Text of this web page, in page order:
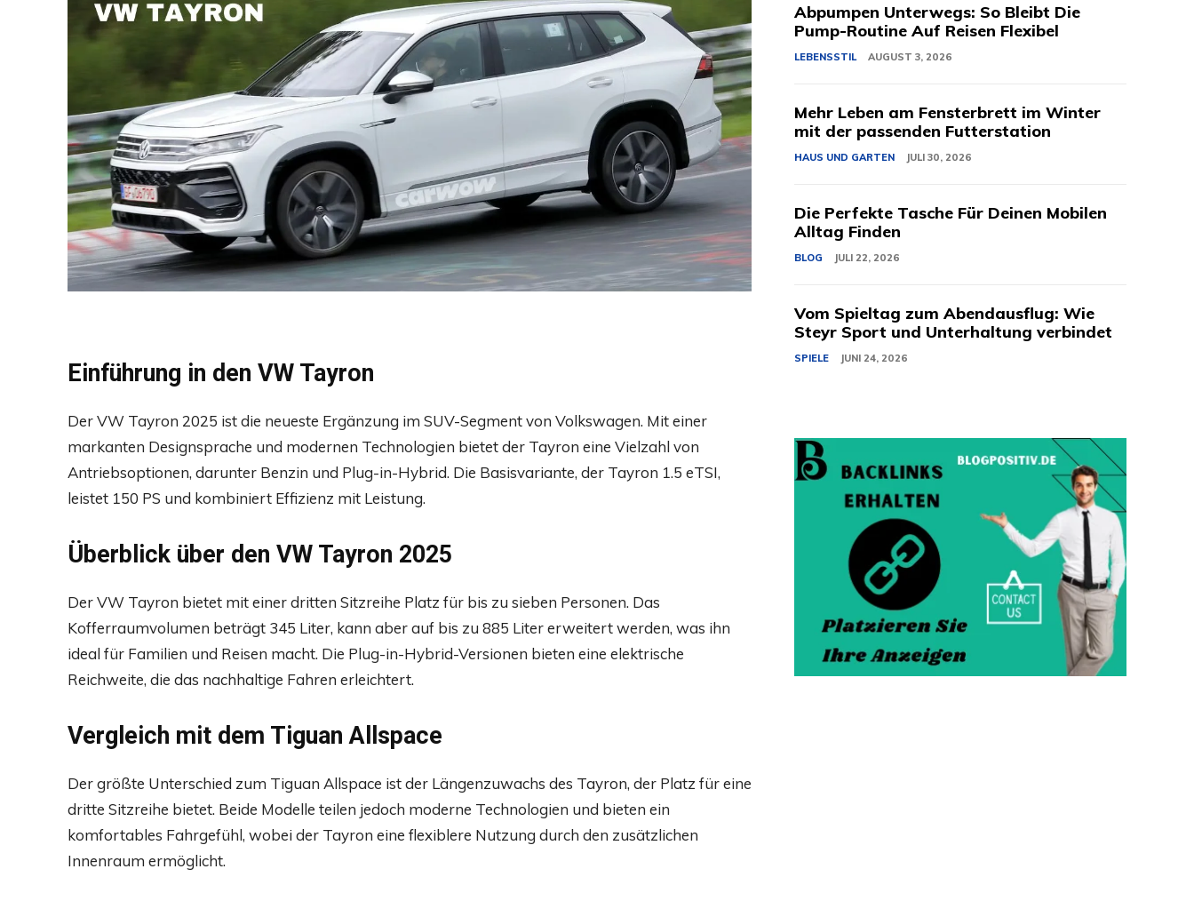
Einführung in den VW Tayron
Der VW Tayron 2025 ist die neueste Ergänzung im SUV-Segment von Volkswagen. Mit einer
markanten Designsprache und modernen Technologien bietet der Tayron eine Vielzahl von
Antriebsoptionen, darunter Benzin und Plug-in-Hybrid. Die Basisvariante, der Tayron 1.5 eTSI,
leistet 150 PS und kombiniert Effizienz mit Leistung.
Überblick über den VW Tayron 2025
Der VW Tayron bietet mit einer dritten Sitzreihe Platz für bis zu sieben Personen. Das
Kofferraumvolumen beträgt 345 Liter, kann aber auf bis zu 885 Liter erweitert werden, was ihn
ideal für Familien und Reisen macht. Die Plug-in-Hybrid-Versionen bieten eine elektrische
Reichweite, die das nachhaltige Fahren erleichtert.
Vergleich mit dem Tiguan Allspace
Der größte Unterschied zum Tiguan Allspace ist der Längenzuwachs des Tayron, der Platz für eine
dritte Sitzreihe bietet. Beide Modelle teilen jedoch moderne Technologien und bieten ein
komfortables Fahrgefühl, wobei der Tayron eine flexiblere Nutzung durch den zusätzlichen
Innenraum ermöglicht.
Abpumpen Unterwegs: So Bleibt Die
Pump-Routine Auf Reisen Flexibel
LEBENSSTIL AUGUST 3, 2026
Mehr Leben am Fensterbrett im Winter
mit der passenden Futterstation
HAUS UND GARTEN JULI 30, 2026
Die Perfekte Tasche Für Deinen Mobilen
Alltag Finden
BLOG JULI 22, 2026
Vom Spieltag zum Abendausflug: Wie
Steyr Sport und Unterhaltung verbindet
SPIELE JUNI 24, 2026